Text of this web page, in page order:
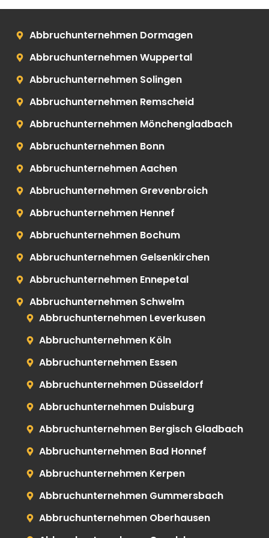
Abbruchunternehmen Dormagen
Abbruchunternehmen Wuppertal
Abbruchunternehmen Solingen
Abbruchunternehmen Remscheid
Abbruchunternehmen Mönchengladbach
Abbruchunternehmen Bonn
Abbruchunternehmen Aachen
Abbruchunternehmen Grevenbroich
Abbruchunternehmen Hennef
Abbruchunternehmen Bochum
Abbruchunternehmen Gelsenkirchen
Abbruchunternehmen Ennepetal
Abbruchunternehmen Schwelm
Abbruchunternehmen Leverkusen
Abbruchunternehmen Köln
Abbruchunternehmen Essen
Abbruchunternehmen Düsseldorf
Abbruchunternehmen Duisburg
Abbruchunternehmen Bergisch Gladbach
Abbruchunternehmen Bad Honnef
Abbruchunternehmen Kerpen
Abbruchunternehmen Gummersbach
Abbruchunternehmen Oberhausen